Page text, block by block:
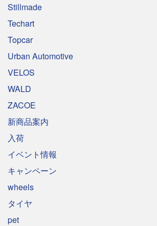
Stillmade
Techart
Topcar
Urban Automotive
VELOS
WALD
ZACOE
新商品案内
入荷
イベント情報
キャンペーン
wheels
タイヤ
pet